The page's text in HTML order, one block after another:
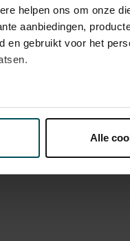
helpen ons om onze
aanbiedingen,
en gebruikt voor het
wijzigen of
verwerken.
Alle